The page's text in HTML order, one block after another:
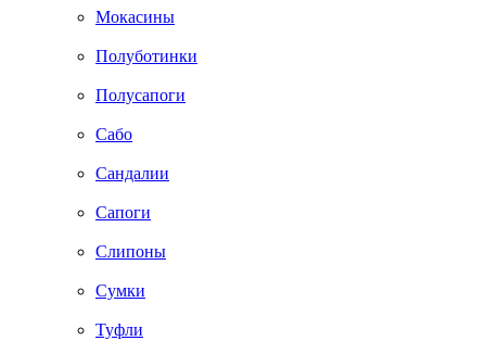
Мокасины
Полуботинки
Полусапоги
Сабо
Сандалии
Сапоги
Слипоны
Сумки
Туфли